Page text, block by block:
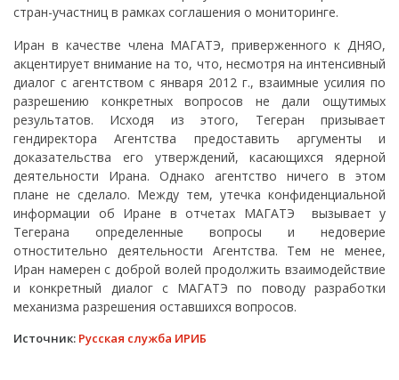
стран-участниц в рамках соглашения о мониторинге.
Иран в качестве члена МАГАТЭ, приверженного к ДНЯО,
акцентирует внимание на то, что, несмотря на интенсивный
диалог с агентством с января 2012 г., взаимные усилия по
разрешению конкретных вопросов не дали ощутимых
результатов. Исходя из этого, Тегеран призывает
гендиректора Агентства предоставить аргументы и
доказательства его утверждений, касающихся ядерной
деятельности Ирана. Однако агентство ничего в этом
плане не сделало. Между тем, утечка конфиденциальной
информации об Иране в отчетах МАГАТЭ вызывает у
Тегерана определенные вопросы и недоверие
отностительно деятельности Агентства. Тем не менее,
Иран намерен с доброй волей продолжить взаимодействие
и конкретный диалог с МАГАТЭ по поводу разработки
механизма разрешения оставшихся вопросов.
Источник: Русская служба ИРИБ